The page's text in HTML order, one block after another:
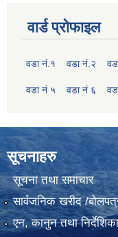
वार्ड प्रोफाइल
वडा नं.१ वडा नं.२
वडा नं ५ वडा नं ६
सूचनाहरु
सूचना तथा समाचार
सार्वजनिक खरीद /
एन, कानुन तथा निर्देशिका